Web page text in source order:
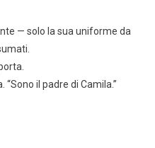
— solo la sua uniforme da
“Sono il padre di Camila.”